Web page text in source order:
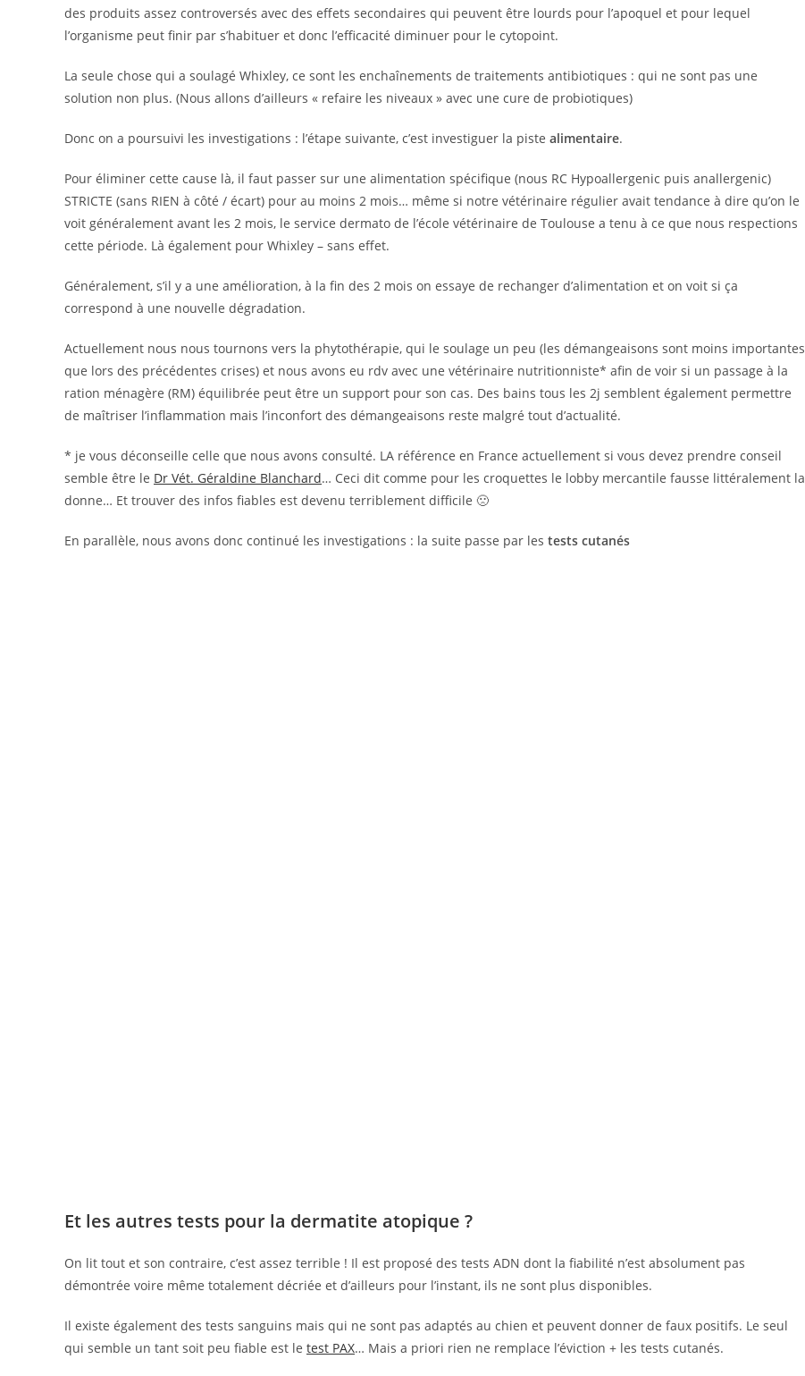
des produits assez controversés avec des effets secondaires qui peuvent être lourds pour l’apoquel et pour lequel
l’organisme peut finir par s’habituer et donc l’efficacité diminuer pour le cytopoint.
La seule chose qui a soulagé Whixley, ce sont les enchaînements de traitements antibiotiques : qui ne sont pas une
solution non plus. (Nous allons d’ailleurs « refaire les niveaux » avec une cure de probiotiques)
Donc on a poursuivi les investigations : l’étape suivante, c’est investiguer la piste alimentaire.
Pour éliminer cette cause là, il faut passer sur une alimentation spécifique (nous RC Hypoallergenic puis anallergenic)
STRICTE (sans RIEN à côté / écart) pour au moins 2 mois… même si notre vétérinaire régulier avait tendance à dire qu’on le
voit généralement avant les 2 mois, le service dermato de l’école vétérinaire de Toulouse a tenu à ce que nous respections
cette période. Là également pour Whixley – sans effet.
Généralement, s’il y a une amélioration, à la fin des 2 mois on essaye de rechanger d’alimentation et on voit si ça
correspond à une nouvelle dégradation.
Actuellement nous nous tournons vers la phytothérapie, qui le soulage un peu (les démangeaisons sont moins importantes
que lors des précédentes crises) et nous avons eu rdv avec une vétérinaire nutritionniste* afin de voir si un passage à la
ration ménagère (RM) équilibrée peut être un support pour son cas. Des bains tous les 2j semblent également permettre
de maîtriser l’inflammation mais l’inconfort des démangeaisons reste malgré tout d’actualité.
* je vous déconseille celle que nous avons consulté. LA référence en France actuellement si vous devez prendre conseil
semble être le Dr Vét. Géraldine Blanchard… Ceci dit comme pour les croquettes le lobby mercantile fausse littéralement la
donne… Et trouver des infos fiables est devenu terriblement difficile 🙁
En parallèle, nous avons donc continué les investigations : la suite passe par les tests cutanés
Et les autres tests pour la dermatite atopique ?
On lit tout et son contraire, c’est assez terrible ! Il est proposé des tests ADN dont la fiabilité n’est absolument pas
démontrée voire même totalement décriée et d’ailleurs pour l’instant, ils ne sont plus disponibles.
Il existe également des tests sanguins mais qui ne sont pas adaptés au chien et peuvent donner de faux positifs. Le seul
qui semble un tant soit peu fiable est le test PAX… Mais a priori rien ne remplace l’éviction + les tests cutanés.